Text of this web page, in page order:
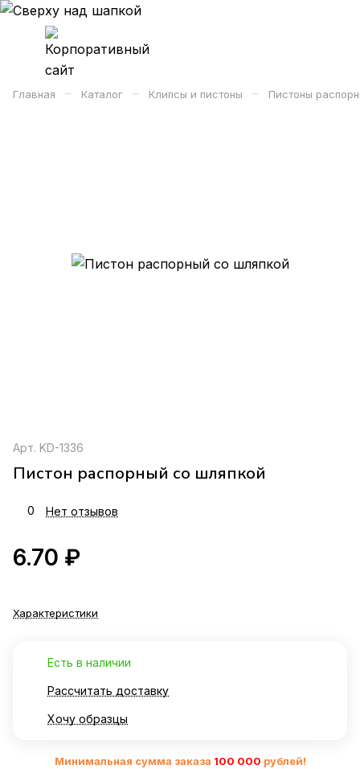
Главная – Каталог – Клипсы и пистоны – Пистоны
Арт. KD-1336
Пистон распорный со шляпкой
0 Нет отзывов
6.70 ₽
Характеристики
Есть в наличии
Рассчитать доставку
Хочу образцы
Минимальная сумма заказа 100 000 рублей!